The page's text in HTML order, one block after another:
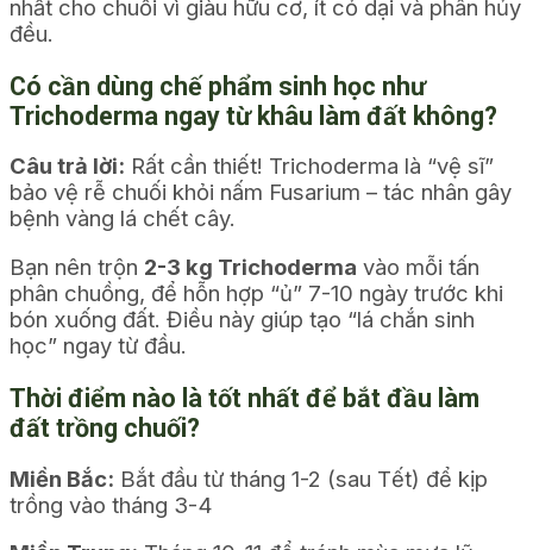
nhất cho chuối vì giàu hữu cơ, ít cỏ dại và phân hủy
đều.
Có cần dùng chế phẩm sinh học như
Trichoderma ngay từ khâu làm đất không?
Câu trả lời: Rất cần thiết! Trichoderma là “vệ sĩ”
bảo vệ rễ chuối khỏi nấm Fusarium – tác nhân gây
bệnh vàng lá chết cây.
Bạn nên trộn 2-3 kg Trichoderma vào mỗi tấn
phân chuồng, để hỗn hợp “ủ” 7-10 ngày trước khi
bón xuống đất. Điều này giúp tạo “lá chắn sinh
học” ngay từ đầu.
Thời điểm nào là tốt nhất để bắt đầu làm
đất trồng chuối?
Miền Bắc: Bắt đầu từ tháng 1-2 (sau Tết) để kịp
trồng vào tháng 3-4